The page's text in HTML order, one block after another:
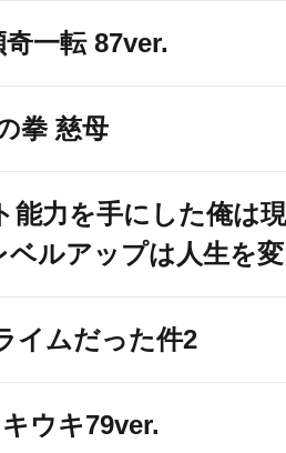
一転 87ver.
拳 慈母
能力を手にした俺は
ベルアップは人生を
イムだった件2
ウキ79ver.